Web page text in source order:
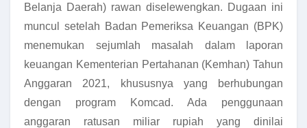
Belanja Daerah) rawan diselewengkan. Dugaan ini
muncul setelah Badan Pemeriksa Keuangan (BPK)
menemukan sejumlah masalah dalam laporan
keuangan Kementerian Pertahanan (Kemhan) Tahun
Anggaran 2021, khususnya yang berhubungan
dengan program Komcad. Ada penggunaan
anggaran ratusan miliar rupiah yang dinilai